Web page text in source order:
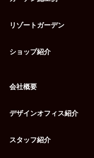
リゾートガーデン
ショップ紹介
会社概要
デザインオフィス紹介
スタッフ紹介